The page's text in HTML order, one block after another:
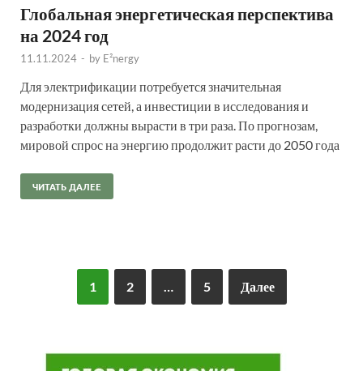
Глобальная энергетическая перспектива
на 2024 год
11.11.2024 - by E²nergy
Для электрификации потребуется значительная
модернизация сетей, а инвестиции в исследования и
разработки должны вырасти в три раза. По прогнозам,
мировой спрос на энергию продолжит расти до 2050 года
ЧИТАТЬ ДАЛЕЕ
1 2 … 5 Далее